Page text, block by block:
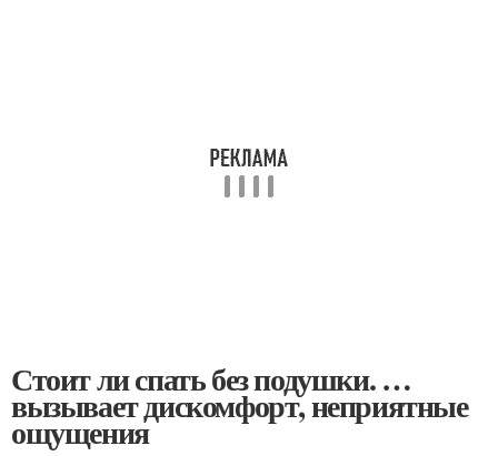
Стоит ли спать без подушки. …
вызывает дискомфорт, неприятные
ощущения